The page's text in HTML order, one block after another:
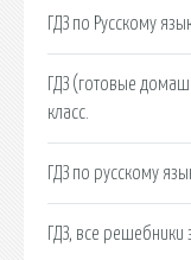
ГДЗ по Русскому
ГДЗ (готовые
класс.
ГДЗ по русскому
ГДЗ, все решебники